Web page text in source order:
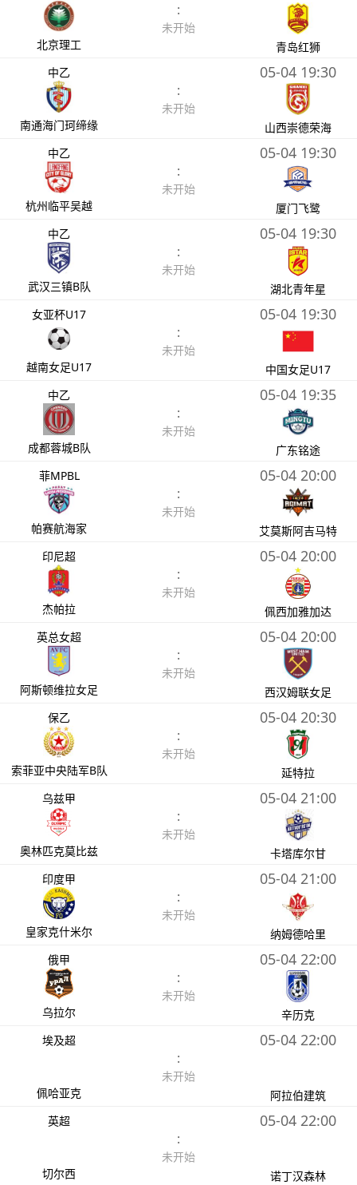
北京理工
:
未开始
青岛红狮
中乙
南通海门珂缔缘
:
未开始
05-04 19:30
山西崇德荣海
中乙
杭州临平吴越
:
未开始
05-04 19:30
厦门飞鹭
中乙
武汉三镇B队
:
未开始
05-04 19:30
湖北青年星
女亚杯U17
越南女足U17
:
未开始
05-04 19:30
中国女足U17
中乙
成都蓉城B队
:
未开始
05-04 19:35
广东铭途
菲MPBL
帕赛航海家
:
未开始
05-04 20:00
艾莫斯阿吉马特
印尼超
杰帕拉
:
未开始
05-04 20:00
佩西加雅加达
英总女超
阿斯顿维拉女足
:
未开始
05-04 20:00
西汉姆联女足
保乙
索菲亚中央陆军B队
:
未开始
05-04 20:30
延特拉
乌兹甲
奥林匹克莫比兹
:
未开始
05-04 21:00
卡塔库尔甘
印度甲
皇家克什米尔
:
未开始
05-04 21:00
纳姆德哈里
俄甲
乌拉尔
:
未开始
05-04 22:00
辛历克
埃及超
佩哈亚克
:
未开始
05-04 22:00
阿拉伯建筑
英超
切尔西
:
未开始
05-04 22:00
诺丁汉森林